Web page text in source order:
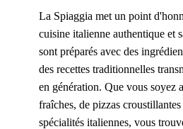
La Spiaggia met un point
cuisine italienne authentique et
sont préparés avec des
des recettes traditionnelles
en génération. Que vous soyez
fraîches, de pizzas
spécialités italiennes, vous